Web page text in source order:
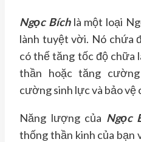
Ngọc Bíchlà một loại
lành tuyệt vời. Nó chứa
có thể tăng tốc độ chữa
thần hoặc tăng
cường sinh lực và bảo vệ
Năng lượng của Ngọc
thống thần kinh của bạn